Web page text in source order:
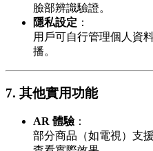
臉部辨識驗證。
隱私設定 ：
用戶可自行管理個人資
播。
7. 其他實用功能
AR 體驗：
部分商品（如電視）支